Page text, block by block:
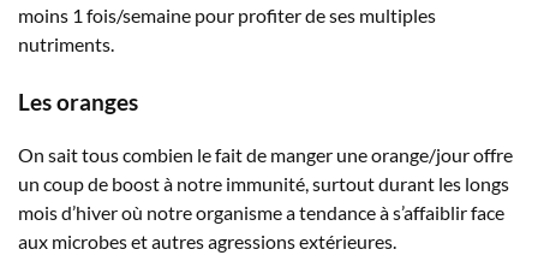
moins 1 fois/semaine pour profiter de ses multiples
nutriments.
Les oranges
On sait tous combien le fait de manger une orange/jour offre
un coup de boost à notre immunité, surtout durant les longs
mois d’hiver où notre organisme a tendance à s’affaiblir face
aux microbes et autres agressions extérieures.